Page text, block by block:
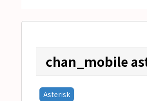
chan_mobile
Asterisk